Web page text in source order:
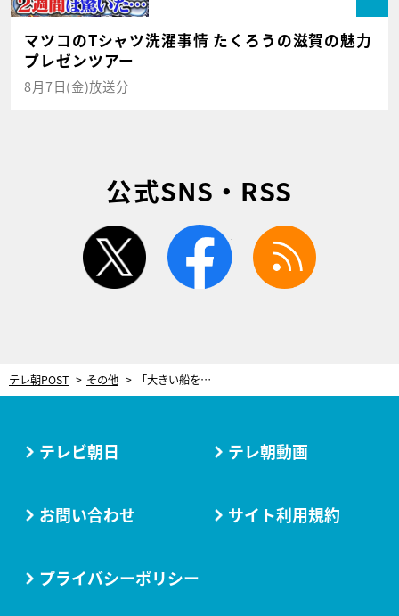
マツコのTシャツ洗濯事情 たくろうの滋賀の魅力
プレゼンツアー
8月7日(金)放送分
公式SNS・RSS
twitter facebook
テレ朝POST その他 「大きい船を造るのがカッコよくて」23歳で家業を次ぐ決意をした“未来の四代目”
テレビ朝日 テレ朝動画
お問い合わせ サイト利用規約
プライバシーポリシー